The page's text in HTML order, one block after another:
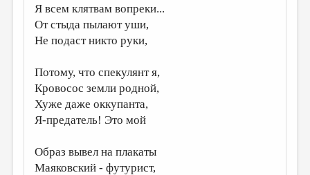
СТРАНИЦЫ ПАМЯТИ
ОБЪЯВЛЕНИЯ
РЕДКОЛЛЕГИЯ
ОТ РЕДАКЦИИ
ЭССЕИСТИКА
Я всем клятвам вопреки...
От стыда пылают уши,
Не подаст никто руки,
Потому, что спекулянт я,
Кровосос земли родной,
Хуже даже оккупанта,
Я-предатель! Это мой
Образ вывел на плакаты
Маяковский - футурист,